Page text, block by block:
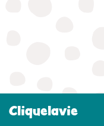
Cliquelavie